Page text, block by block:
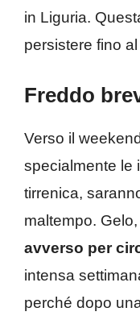
in Liguria.
persistere fino
Freddo
Verso il
specialmente le
tirrenica,
maltempo.
avverso per
intensa
perché dopo